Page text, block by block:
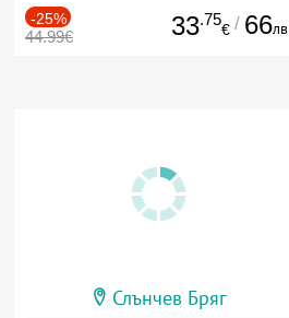
-25%
44.99€ 33.75
€ / 66лв.
Слънчев Бряг